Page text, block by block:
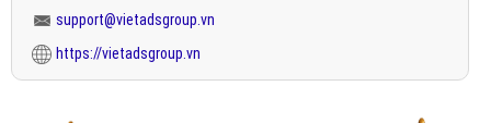
support@vietadsgroup.vn
https://vietadsgroup.vn